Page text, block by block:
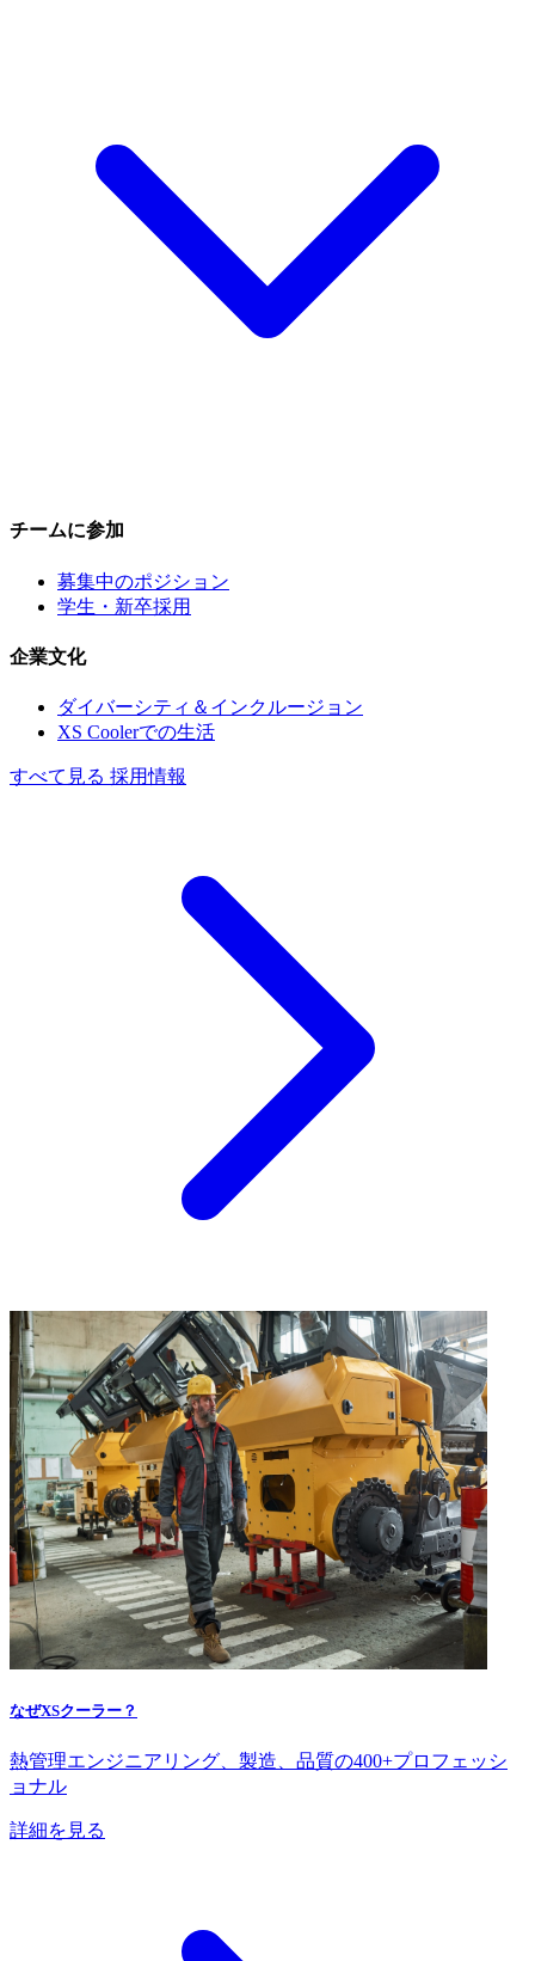
チームに参加
募集中のポジション
学生・新卒採用
企業文化
ダイバーシティ＆インクルージョン
XS Coolerでの生活
すべて見る 採用情報
なぜXSクーラー？
熱管理エンジニアリング、製造、品質の400+プロフェッシ
ョナル
詳細を見る